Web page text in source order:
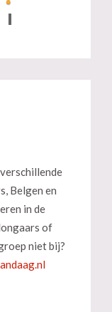
Belgen en
in de
of
niet bij?